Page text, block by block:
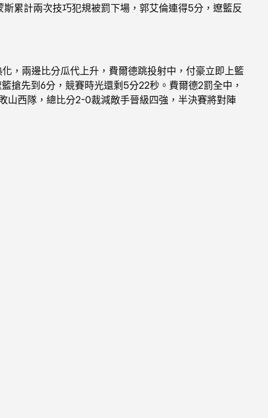
累計兩次技巧犯規被罰下場，郭艾倫連得5分，遼籃反
，兩邊比分瓜代上升，費爾德跳投射中，付豪立即上籃
搶先到6分，競賽時光還剩5分22秒。費爾德2罰全中，
山西隊，總比分2-0裁減敵手晉級四強，半決賽將對陣